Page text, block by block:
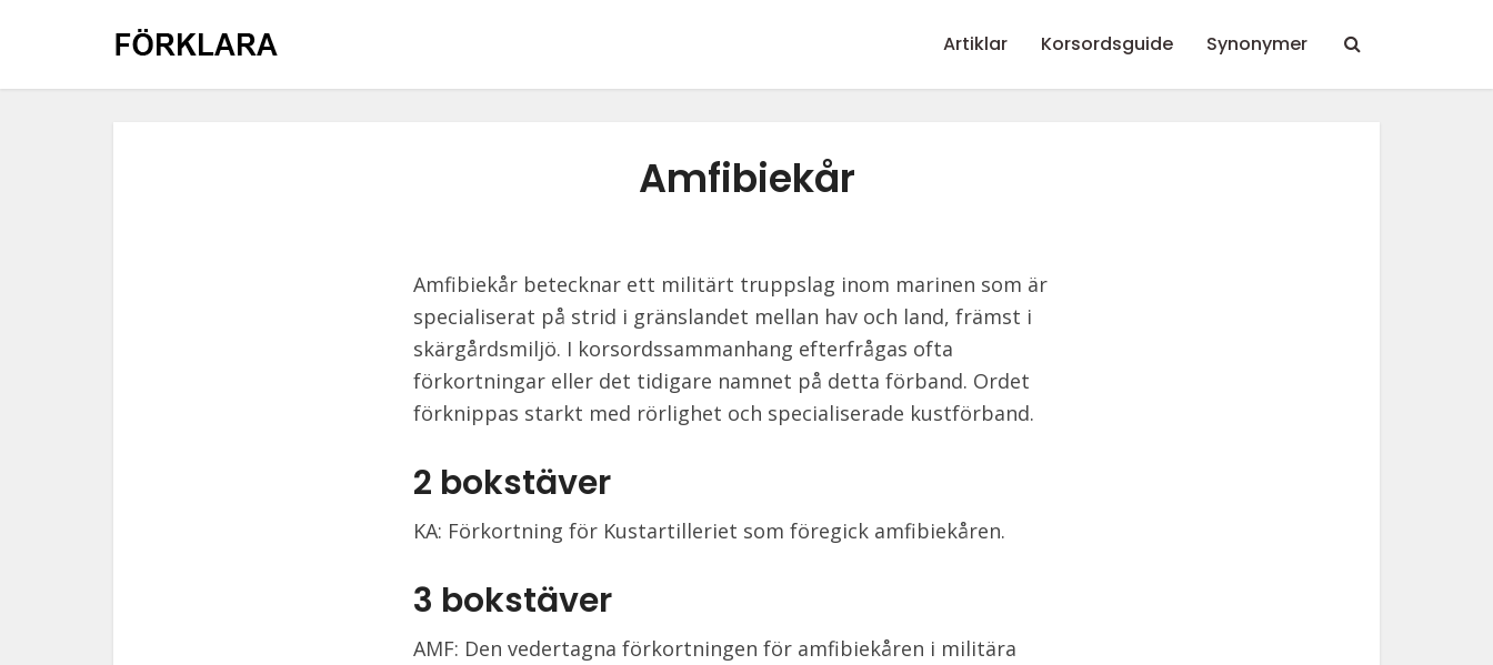
Artiklar Korsordsguide Synonymer
Amfibiekår
Amfibiekår betecknar ett militärt truppslag inom marinen som är
specialiserat på strid i gränslandet mellan hav och land, främst i
skärgårdsmiljö. I korsordssammanhang efterfrågas ofta
förkortningar eller det tidigare namnet på detta förband. Ordet
förknippas starkt med rörlighet och specialiserade kustförband.
2 bokstäver
KA: Förkortning för Kustartilleriet som föregick amfibiekåren.
3 bokstäver
AMF: Den vedertagna förkortningen för amfibiekåren i militära